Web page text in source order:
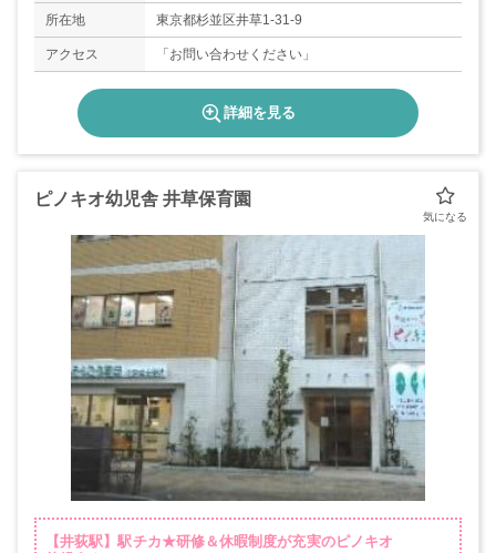
所在地 東京都杉並区井草1-31-9
アクセス 「お問い合わせください」
詳細を見る
ピノキオ幼児舎 井草保育園
【井荻駅】駅チカ★研修＆休暇制度が充実のピノキオ